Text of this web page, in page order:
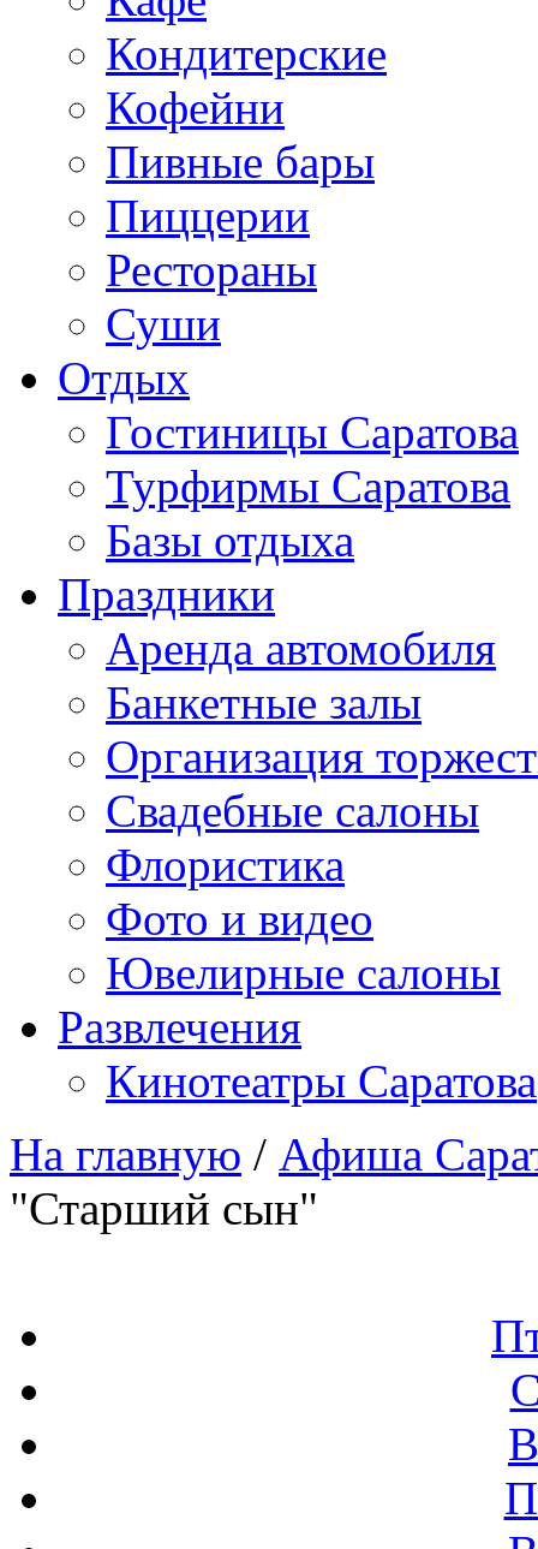
Кондитерские
Кофейни
Пивные бары
Пиццерии
Рестораны
Суши
Отдых
Гостиницы Саратова
Турфирмы Саратова
Базы отдыха
Праздники
Аренда автомобиля
Банкетные залы
Организация
Свадебные салоны
Флористика
Фото и видео
Ювелирные салоны
Развлечения
Кинотеатры Саратова
На главную / Афиша
"Старший сын"